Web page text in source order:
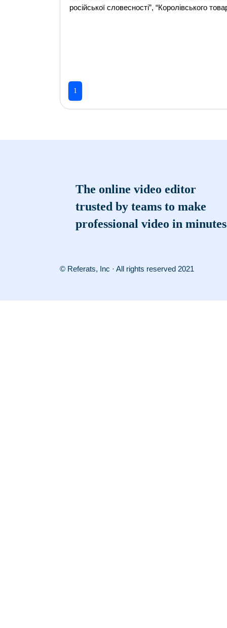
російської словесності”, “Королівського
1
The online video editor
trusted by teams to make
professional video in minutes
© Referats, Inc · All rights reserved 2021